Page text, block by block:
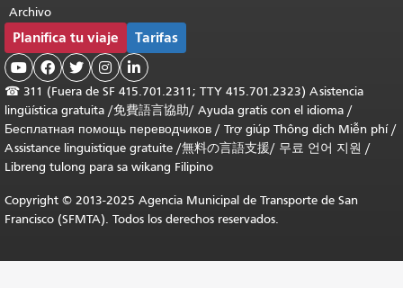
Archivo
Planifica tu viaje Tarifas
    
☎ 311 (Fuera de SF 415.701.2311; TTY 415.701.2323) Asistencia
lingüística gratuita /免費語言協助/ Ayuda gratis con el idioma /
Бесплатная помощь переводчиков / Trợ giúp Thông dịch Miễn phí/
Assistance linguistique gratuite /無料の言語支援/ 무료 언어 지원 /
Libreng tulong para sa wikang Filipino
Copyright © 2013-2025 Agencia Municipal de Transporte de San
Francisco (SFMTA). Todos los derechos reservados.